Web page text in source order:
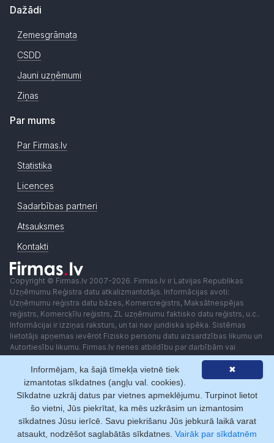
Dažādi
Zemesgrāmata
CSDD
Jauni uzņēmumi
Ziņas
Par mums
Par Firmas.lv
Statistika
Licences
Sadarbības partneri
Atsauksmes
Kontakti
Copyright © Firmas.lv 2007-2026. Firmas.lv ir Latvijas Republikas
Uzņēmumu Reģistra datu atkalizmantotājs. Informācijas avoti:
Uzņēmumu reģistra datu bāzes, Komercreģistrs, Maksātnespējas
reģistrs, Komercķīlu reģistrs, ZL uzņēmumu faktisko datu reģistrs, u.c..
Informācijai ir izziņas raksturs, un tai nav juridiska spēka. Sistēmas
lietotājs apņemas ievērot Fizisko personu datu aizsardzības likumu un
Autortiesību likumu. Firmas.lv nenes atbildību par darbībām vai
lēmumiem, kas balstīti uz saņemto pakalpojumu. Lietotājam aizliegts
izmantot jebkādas automatizētas sistēmas vai iekārtas (robotus)
piekļuvei sistēmai bez rakstiskas saskaņošanas ar Firmas.lv. Galvenā
redaktore: Ingūna Pempere.
Lietošanas noteikumi
Privātuma politika Norēķini ar
✖
Informējam, ka šajā tīmekļa vietnē tiek
izmantotas sīkdatnes (angļu val. cookies).
Sīkdatne uzkrāj datus par vietnes apmeklējumu. Turpinot lietot
šo vietni, Jūs piekrītat, ka mēs uzkrāsim un izmantosim
sīkdatnes Jūsu ierīcē. Savu piekrišanu Jūs jebkurā laikā varat
atsaukt, nodzēšot saglabātās sīkdatnes. Vairāk par sīkdatnēm